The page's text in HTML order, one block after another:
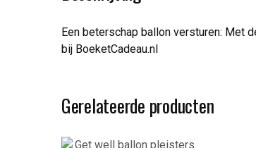
Een beterschap ballon versturen: Met
bij BoeketCadeau.nl
Gerelateerde producten